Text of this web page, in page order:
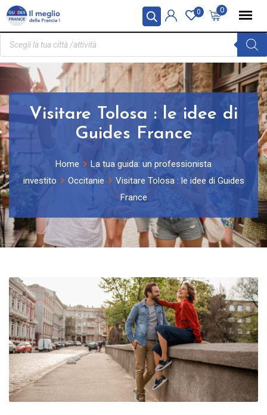
Pannello di gestione dei cookies 0
0
Visitare Tolosa : le idee di
Guides France
Home
La tua guida: un professionista
investito
Occitanie
Visitare Tolosa : le idee di Guides
France